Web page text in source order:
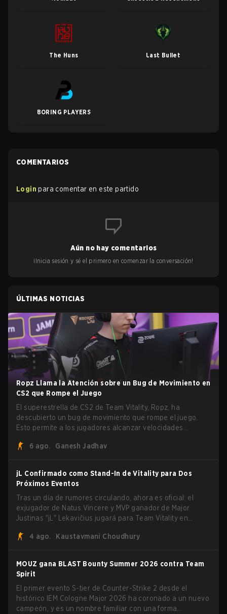
The Huns Last Bullet
BORING PLAYERS
COMENTARIOS
Login para comentar en este partido
Aún no hay comentarios
¡Inicia sesión y sé el primero en comenzar la conversación!
ÚLTIMAS NOTICIAS
Ropz Llama la Atención sobre un Bug de Movimiento en
CS2 que Rompe el Juego
El superestrella de CS2 de Team Vitality, Ropz, ha
descubierto un bug de movimiento que rompe el juego.
Esto permite a los jugadores alcanzar velocidades
6 ago.
Ganesh Jadhav
jL Confirmado como Stand-In de Vitality para Dos
Próximos Eventos
Tras un día de rumores circulando, ahora es oficial: el
exjugador de Natus Vincere y MVP ganador de Major
Justinas "jL" Lekavičius jugará para Team Vitality en
lituano dio la noticia él mismo en stream, bromeando:
burlándose del head coach de Vitality Rémy "XTQZZZ"
Quoniam en el proceso.
4 ago. Kaustavmani Choudhury
MOUZ gana BLAST Bounty Summer 2026 contra Team
Spirit
El primer evento S-tier de Counter-Strike 2 desde el
histórico IEM Cologne Major 2026 ha coronado a un nuevo
campeón, y es un nombre familiar con una forma